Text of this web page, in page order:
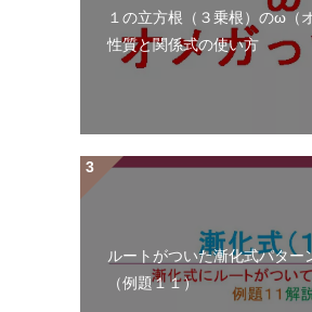
１の立方根（３乗根）のω（
性質と関係式の使い方
ルートがついた漸化式パター
（例題１１）